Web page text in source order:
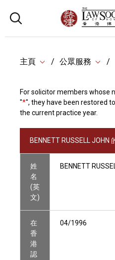
主頁 公眾服務
For solicitor members whose
"*", they have been restored
the current practice year.
BENNETT RUSSELL JOHN
姓
名
(英
文)
BENNETT
在
香
港
認
04/1996